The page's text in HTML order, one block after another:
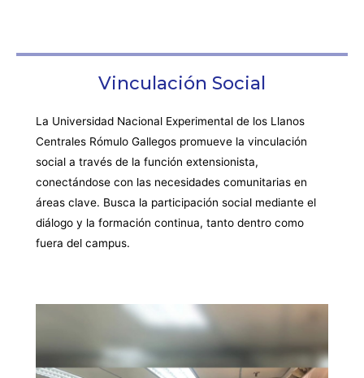
Vinculación Social
La Universidad Nacional Experimental de los Llanos
Centrales Rómulo Gallegos promueve la vinculación
social a través de la función extensionista,
conectándose con las necesidades comunitarias en
áreas clave. Busca la participación social mediante el
diálogo y la formación continua, tanto dentro como
fuera del campus.